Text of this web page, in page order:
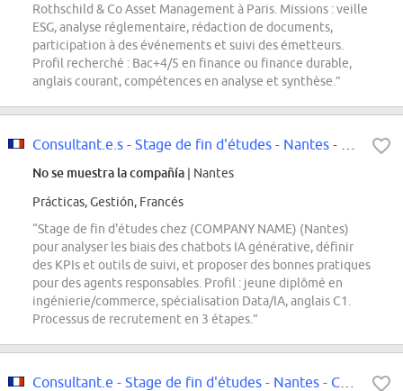
Rothschild & Co Asset Management à Paris. Missions : veille
ESG, analyse réglementaire, rédaction de documents,
participation à des événements et suivi des émetteurs.
Profil recherché : Bac+4/5 en finance ou finance durable,
anglais courant, compétences en analyse et synthèse.”
No se muestra la compañía | Nantes
Prácticas, Gestión, Francés
“Stage de fin d'études chez (COMPANY NAME) (Nantes)
pour analyser les biais des chatbots IA générative, définir
des KPIs et outils de suivi, et proposer des bonnes pratiques
pour des agents responsables. Profil : jeune diplômé en
ingénierie/commerce, spécialisation Data/IA, anglais C1.
Processus de recrutement en 3 étapes.”